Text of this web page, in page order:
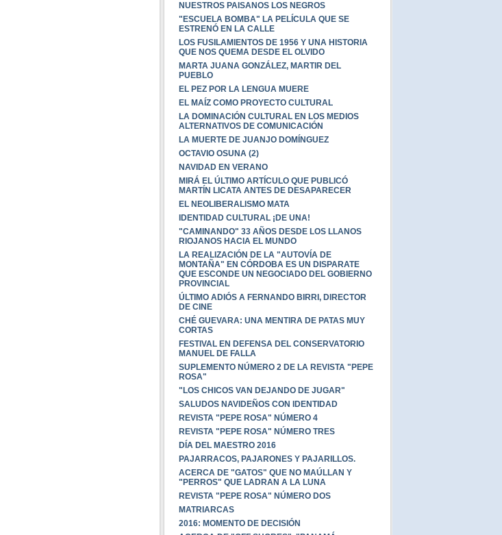
NUESTROS PAISANOS LOS NEGROS
"ESCUELA BOMBA" LA PELÍCULA QUE SE
ESTRENÓ EN LA CALLE
LOS FUSILAMIENTOS DE 1956 Y UNA HISTORIA
QUE NOS QUEMA DESDE EL OLVIDO
MARTA JUANA GONZÁLEZ, MARTIR DEL
PUEBLO
EL PEZ POR LA LENGUA MUERE
EL MAÍZ COMO PROYECTO CULTURAL
LA DOMINACIÓN CULTURAL EN LOS MEDIOS
ALTERNATIVOS DE COMUNICACIÓN
LA MUERTE DE JUANJO DOMÍNGUEZ
OCTAVIO OSUNA (2)
NAVIDAD EN VERANO
MIRÁ EL ÚLTIMO ARTÍCULO QUE PUBLICÓ
MARTÍN LICATA ANTES DE DESAPARECER
EL NEOLIBERALISMO MATA
IDENTIDAD CULTURAL ¡DE UNA!
"CAMINANDO" 33 AÑOS DESDE LOS LLANOS
RIOJANOS HACIA EL MUNDO
LA REALIZACIÓN DE LA "AUTOVÍA DE
MONTAÑA" EN CÓRDOBA ES UN DISPARATE
QUE ESCONDE UN NEGOCIADO DEL GOBIERNO
PROVINCIAL
ÚLTIMO ADIÓS A FERNANDO BIRRI, DIRECTOR
DE CINE
CHÉ GUEVARA: UNA MENTIRA DE PATAS MUY
CORTAS
FESTIVAL EN DEFENSA DEL CONSERVATORIO
MANUEL DE FALLA
SUPLEMENTO NÚMERO 2 DE LA REVISTA "PEPE
ROSA"
"LOS CHICOS VAN DEJANDO DE JUGAR"
SALUDOS NAVIDEÑOS CON IDENTIDAD
REVISTA "PEPE ROSA" NÚMERO 4
REVISTA "PEPE ROSA" NÚMERO TRES
DÍA DEL MAESTRO 2016
PAJARRACOS, PAJARONES Y PAJARILLOS.
ACERCA DE "GATOS" QUE NO MAÚLLAN Y
"PERROS" QUE LADRAN A LA LUNA
REVISTA "PEPE ROSA" NÚMERO DOS
MATRIARCAS
2016: MOMENTO DE DECISIÓN